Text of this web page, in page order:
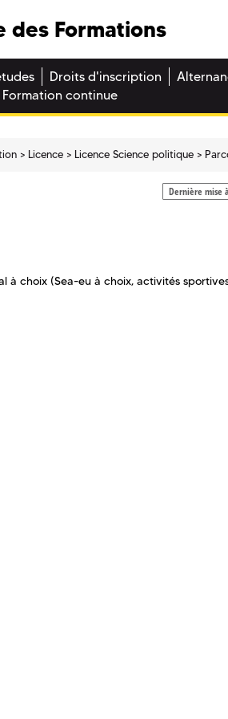
des Formations
Droits d'inscription
continue
Licence Licence Science politique
Dernière mise
à choix (Sea-eu à choix, activités